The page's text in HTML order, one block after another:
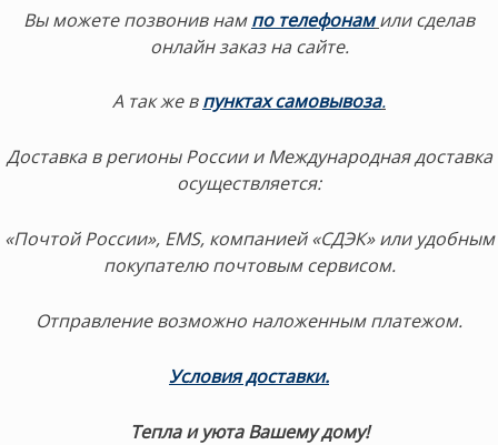
Вы можете позвонив нампо телефонам или сделав
онлайн заказ на сайте.
А так же в пунктах самовывоза.
Доставка в регионы России и Международная доставка
осуществляется:
«Почтой России», EMS, компанией «СДЭК» или удобным
покупателю почтовым сервисом.
Отправление возможно наложенным платежом.
Условия доставки.
Тепла и уюта Вашему дому!